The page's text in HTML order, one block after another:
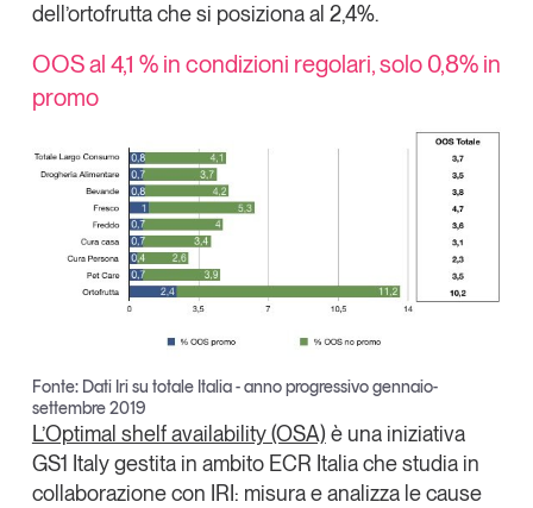
Tendenze è il magazine di GS1 Italy che racconta in
modo indipendente il cambiamento e le sfide del largo
consumo e dell’economia a professionisti e
GS1 Italy GS1 Italy
GS1 Italy
dell’ortofrutta che si posiziona al 2,4%.
OOS al 4,1 % in condizioni regolari, solo 0,8% in
promo
Fonte: Dati Iri su totale Italia - anno progressivo gennaio-
settembre 2019
L’Optimal shelf availability (OSA) è una iniziativa
GS1 Italy gestita in ambito ECR Italia che studia in
collaborazione con IRI: misura e analizza le cause